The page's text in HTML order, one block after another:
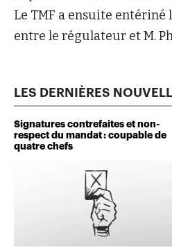
Le TMF a ensuite entériné
entre le régulateur et M.
LES DERNIÈRES
Signatures contrefaites et non-
respect du mandat : coupable de
quatre chefs